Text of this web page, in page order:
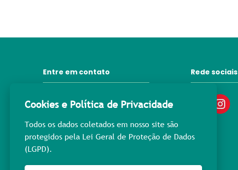
Entre em contato
31 3372-6092
31 98445-3976
Rede sociais
Cookies e Política de Privacidade
Todos os dados coletados em nosso site são
protegidos pela Lei Geral de Proteção de Dados
(LGPD).